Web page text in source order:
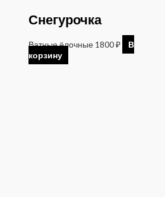
Снегурочка
Ватные ёлочные 1800₽
В
корзину